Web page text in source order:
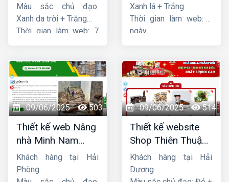
Màu sắc chủ đạo:
Xanh da trời + Trắng
Thời gian làm web: 7
Xanh lá + Trắng
Thời gian làm web: 7
ngày
09/06/2025 503
Thiết kế web Nâng
nhà Minh Nam
Hoàng
Khách hàng tại Hải
Phòng
09/06/2025 514
Thiết kế website
Shop Thiên Thuận
Phát
Khách hàng tại Hải
Dương